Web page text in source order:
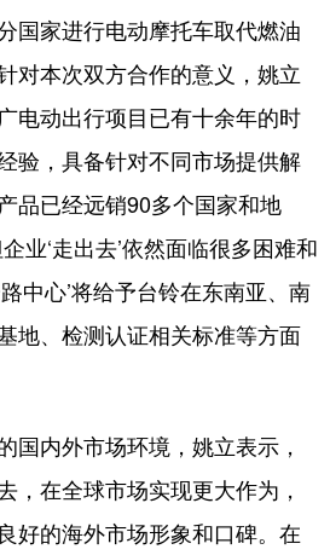
国家进行电动摩托车取代燃油
对本次双方合作的意义，姚立
电动出行项目已有十余年的时
验，具备针对不同市场提供解
品已经远销90多个国家和地
业‘走出去’依然面临很多困难和
中心’将给予台铃在东南亚、南
地、检测认证相关标准等方面
内外市场环境，姚立表示，
，在全球市场实现更大作为，
好的海外市场形象和口碑。在